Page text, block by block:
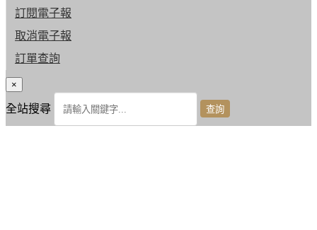
訂閱電子報
取消電子報
訂單查詢
×
全站搜尋